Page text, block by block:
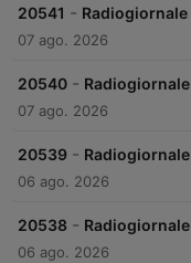
20541 - Radiogiornale
07 ago. 2026
20540 - Radiogiornale
07 ago. 2026
20539 - Radiogiornale
06 ago. 2026
20538 - Radiogiornale
06 ago. 2026